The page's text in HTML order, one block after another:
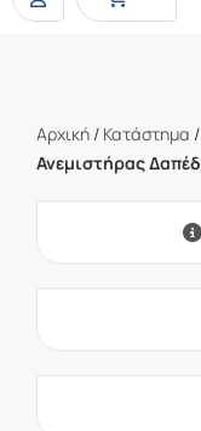
Αρχική / Κατάστημα /
Ανεμιστήρας